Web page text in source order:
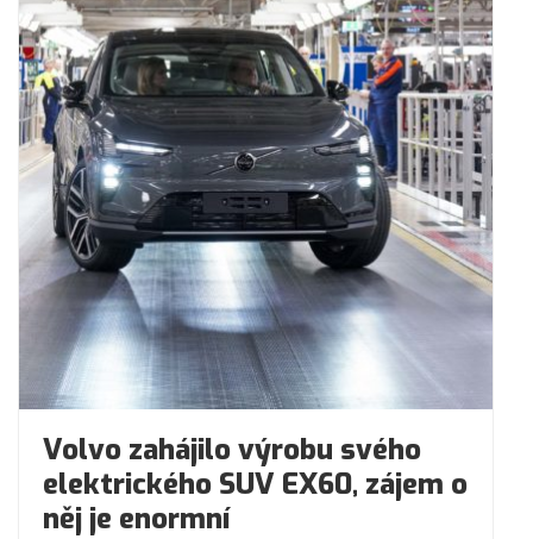
Volvo zahájilo výrobu svého
elektrického SUV EX60, zájem o
něj je enormní